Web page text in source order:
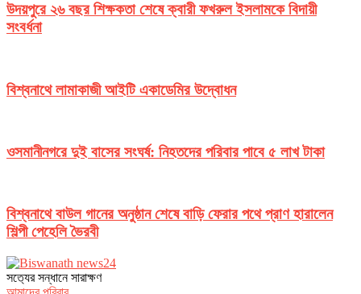
উদয়পুরে ২৬ বছর শিক্ষকতা শেষে ক্বারী ফখরুল ইসলামকে বিদায়ী
সংবর্ধনা
বিশ্বনাথে লামাকাজী আইটি একাডেমির উদ্বোধন
ওসমানীনগরে দুই বাসের সংঘর্ষ: নিহতদের পরিবার পাবে ৫ লাখ টাকা
বিশ্বনাথে বাউল গানের অনুষ্ঠান শেষে বাড়ি ফেরার পথে প্রাণ হারালেন
শিল্পী পেহেলি ভৈরবী
সত‌্যের সন্ধানে সারাক্ষণ